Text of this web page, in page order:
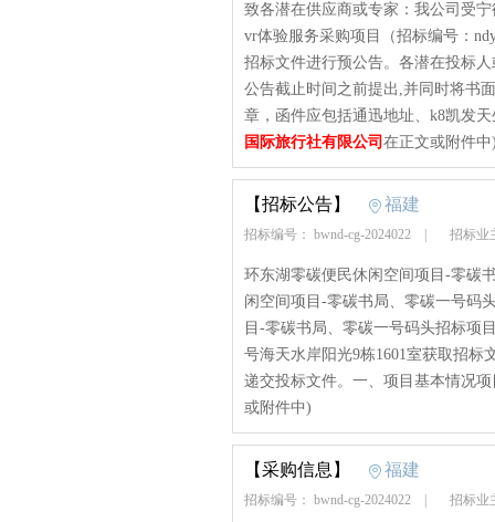
致各潜在供应商或专家：我公司受
vr体验服务采购项目（招标编号：
招标文件进行预公告。各潜在投标
公告截止时间之前提出,并同时将书
章，函件应包括通迅地址、k8凯发
国际旅行社有限公司 在正文或附件中
【招标公告】 福建
招标编号： bwnd-cg-2024022 招标业
环东湖零碳便民休闲空间项目-零碳
闲空间项目-零碳书局、零碳一号码
目-零碳书局、零碳一号码头招标项
号海天水岸阳光9栋1601室获取招标
递交投标文件。一、项目基本情况
或附件中)
【采购信息】 福建
招标编号： bwnd-cg-2024022 招标业